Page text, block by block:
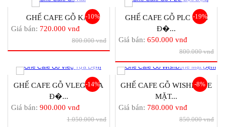
-10%
GHẾ CAFE GỖ KAI
Giá bán: 720.000 vnđ
800.000 vnđ
-19%
GHẾ CAFE GỖ PLC BỌC
Đ�...
Giá bán: 650.000 vnđ
800.000 vnđ
-14%
GHẾ CAFE GỖ VLEG TỰA
Đ�...
Giá bán: 900.000 vnđ
1.050.000 vnđ
-8%
GHẾ CAFE GỖ WISHBONE
MẶT...
Giá bán: 780.000 vnđ
850.000 vnđ